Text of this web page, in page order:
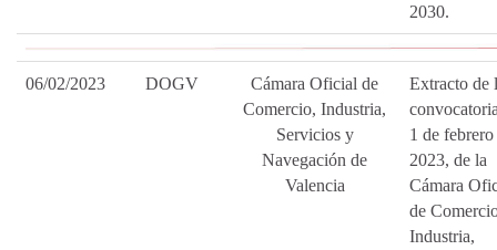
2030.
06/02/2023 DOGV
Cámara Oficial de
Comercio, Industria,
Servicios y
Navegación de
Valencia
Extracto de
1 de febrero
2023, de la
Cámara
de
Industria,